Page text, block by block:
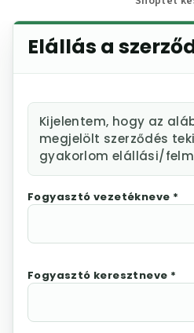
Elállás a
Kijelentem, hogy az
megjelölt szerződés
gyakorlom elállási/
Fogyasztó vezetékneve *
Fogyasztó keresztneve *